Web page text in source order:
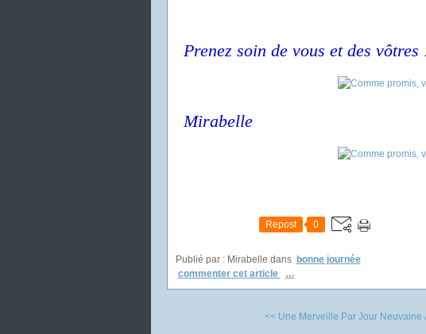
Prenez soin de vous et des vôtres
Mirabelle
Repost 0
Publié par : Mirabelle dans bonne journée
commenter cet article
…
<< Une Merveille Par Jour Neuvaine